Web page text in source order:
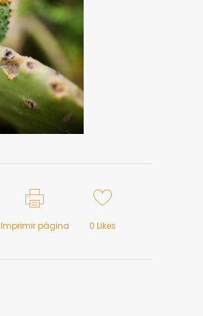
Imprimir página 0 Likes